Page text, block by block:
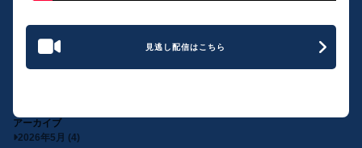
見逃し配信はこちら
アーカイブ
2026年5月 (4)